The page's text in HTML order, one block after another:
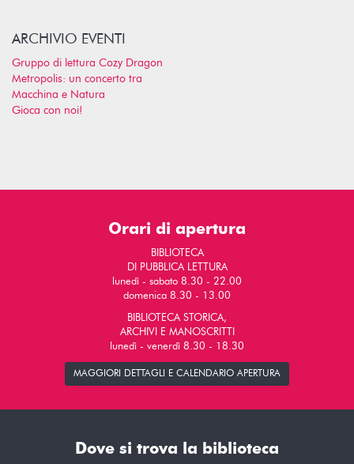
ARCHIVIO EVENTI
Gruppo di lettura Cozy Dragon
Metropolis: un concerto tra
Macchina e Natura
Gioca con noi!
Orari di apertura
BIBLIOTECA
DI PUBBLICA LETTURA
lunedì - sabato 8.30 - 22.00
domenica 8.30 - 13.00
BIBLIOTECA STORICA,
ARCHIVI E MANOSCRITTI
lunedì - venerdì 8.30 - 18.30
MAGGIORI DETTAGLI E CALENDARIO APERTURA
Dove si trova la biblioteca